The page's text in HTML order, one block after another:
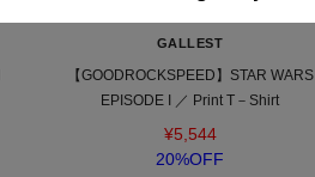
GALLEST
【GOODROCKSPEED】STAR WARS
EPISODE I ／ Print T－Shirt
¥5,544
20%OFF